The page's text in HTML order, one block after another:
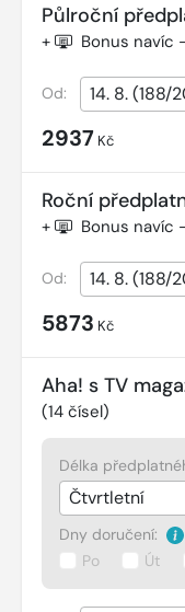
Půlroční
+ Bonus navíc
Od:
2937 Kč
Roční
+ Bonus navíc
Od:
5873 Kč
Aha! s TV
(14 čísel)
Délka
Dny doručení:
Po
Út